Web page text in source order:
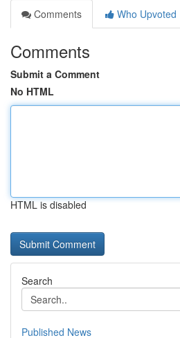
Comments
Who Upvoted
Comments
Submit a Comment
No HTML
HTML is disabled
Search
Published News